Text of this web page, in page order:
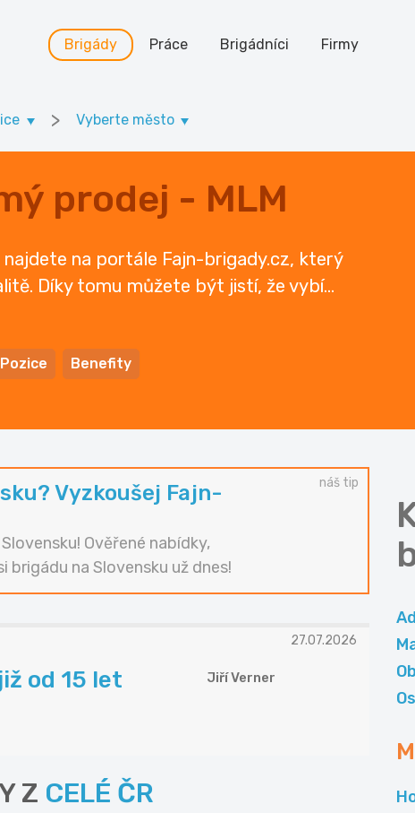
Brigády Práce Brigádníci Firmy
> Vyberte město
prodej - MLM
na portále Fajn-brigady.cz, který
Díky tomu můžete být jistí, že vybí...
Pozice Benefity
Vyzkoušej Fajn-
Ověřené nabídky,
brigádu na Slovensku už dnes!
náš tip
27.07.2026
od 15 let Jiří Verner
Z CELÉ ČR